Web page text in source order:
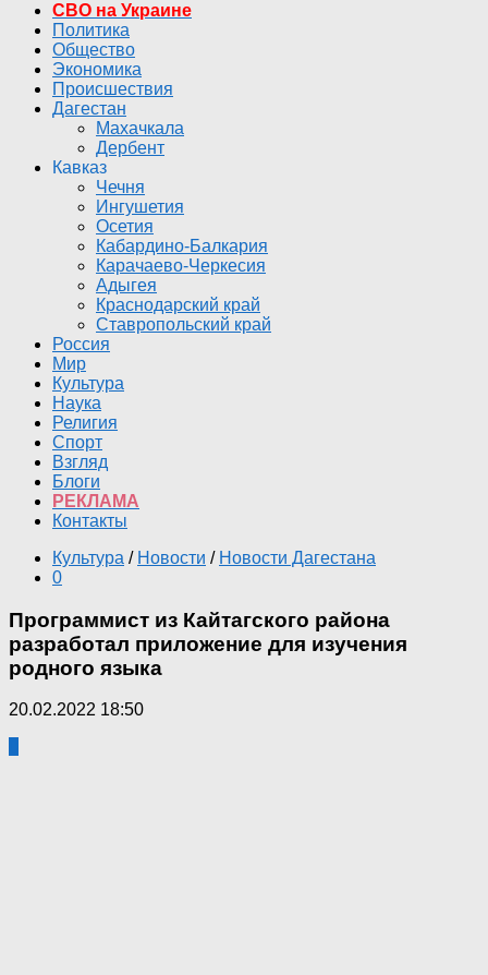
СВО на Украине
Политика
Общество
Экономика
Происшествия
Дагестан
Махачкала
Дербент
Кавказ
Чечня
Ингушетия
Осетия
Кабардино-Балкария
Карачаево-Черкесия
Адыгея
Краснодарский край
Ставропольский край
Россия
Мир
Культура
Наука
Религия
Спорт
Взгляд
Блоги
РЕКЛАМА
Контакты
Культура / Новости / Новости Дагестана
0
Программист из Кайтагского района
разработал приложение для изучения
родного языка
20.02.2022 18:50